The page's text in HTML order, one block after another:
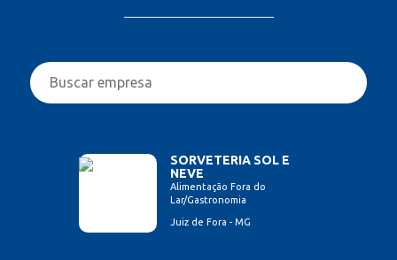
SORVETERIA SOL E
NEVE
Alimentação Fora do
Lar/Gastronomia
Juiz de Fora - MG